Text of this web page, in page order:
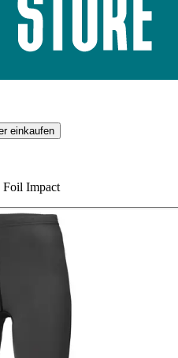
einkaufen
Impact